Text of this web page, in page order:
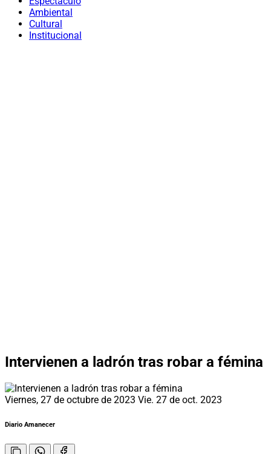
Ambiental
Cultural
Institucional
Intervienen a ladrón tras robar a fémina
Viernes, 27 de octubre de 2023 Vie. 27 de oct. 2023
Diario Amanecer